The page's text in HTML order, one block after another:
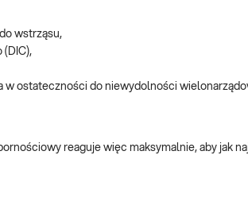
wstrząsu,
w ostateczności do niewydolności
reaguje więc maksymalnie, aby jak